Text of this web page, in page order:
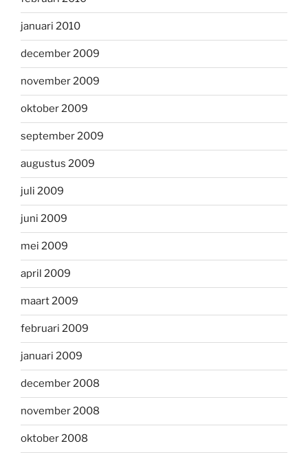
januari 2010
december 2009
november 2009
oktober 2009
september 2009
augustus 2009
juli 2009
juni 2009
mei 2009
april 2009
maart 2009
februari 2009
januari 2009
december 2008
november 2008
oktober 2008